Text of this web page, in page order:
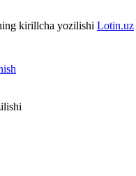
kirillcha yozilishi Lotin.uz